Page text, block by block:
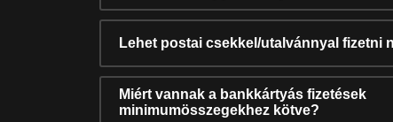
Lehet postai csekkel/utalvánnyal fizetni
Miért vannak a bankkártyás fizetések
minimumösszegekhez kötve?